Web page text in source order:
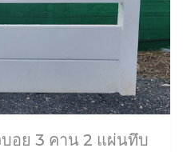
อย 3 คาน 2 แผ่นทึบ